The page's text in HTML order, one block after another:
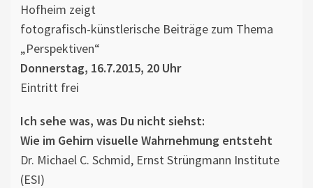
Hofheim zeigt
fotografisch-künstlerische Beiträge zum Thema
„Perspektiven“
Donnerstag, 16.7.2015, 20 Uhr
Eintritt frei
Ich sehe was, was Du nicht siehst:
Wie im Gehirn visuelle Wahrnehmung entsteht
Dr. Michael C. Schmid, Ernst Strüngmann Institute
(ESI)